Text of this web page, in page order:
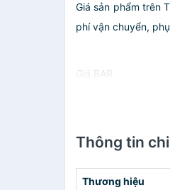
Giá sản phẩm trên
phí vận chuyển,
Giá BAR
Thông tin
Thương hiệu